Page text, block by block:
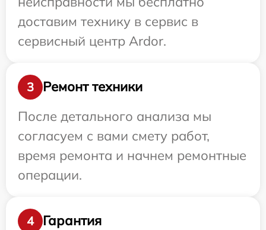
доставим технику в сервис в
сервисный центр Ardor.
3
Ремонт техники
После детального анализа мы
согласуем с вами смету работ,
время ремонта и начнем ремонтные
операции.
4
Гарантия